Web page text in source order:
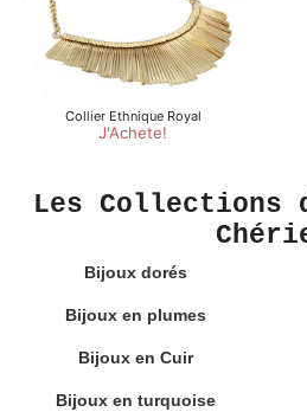
Les Collections
Bijoux dorés
Bijoux en plumes
Bijoux en Cuir
Bijoux en turquoise